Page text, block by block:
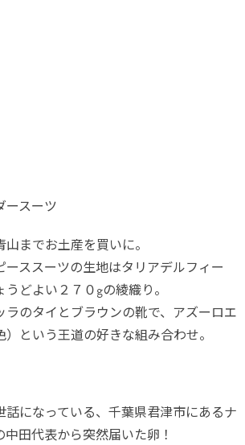
までお土産を買いに。
ーススーツの生地はタリアデルフィー
どよい２７０gの綾織り。
ラのタイとブラウンの靴で、アズーロエ
）という王道の好きな組み合わせ。
話になっている、千葉県君津市にあるナ
田代表から突然届いた卵！